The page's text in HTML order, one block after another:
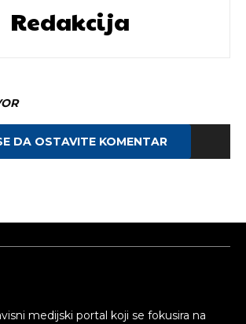
Redakcija
DA OSTAVITE KOMENTAR
medijski portal koji se fokusira na